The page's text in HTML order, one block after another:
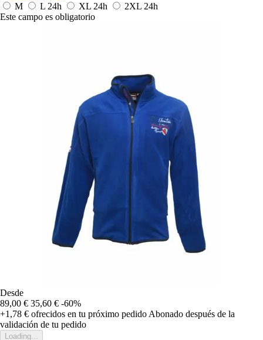
M
L 24h XL 24h 2XL 24h
Este campo es obligatorio
Desde
89,00 € 35,60 € -60%
+1,78 € ofrecidos en tu próximo pedido Abonado después de la
validación de tu pedido
Loading...